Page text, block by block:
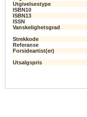
Utgivelsestype
ISBN10
ISBN13
ISSN
Vanskelighetsgrad
Strekkode
Referanse
Forsideartist(er)
Utsalgspris